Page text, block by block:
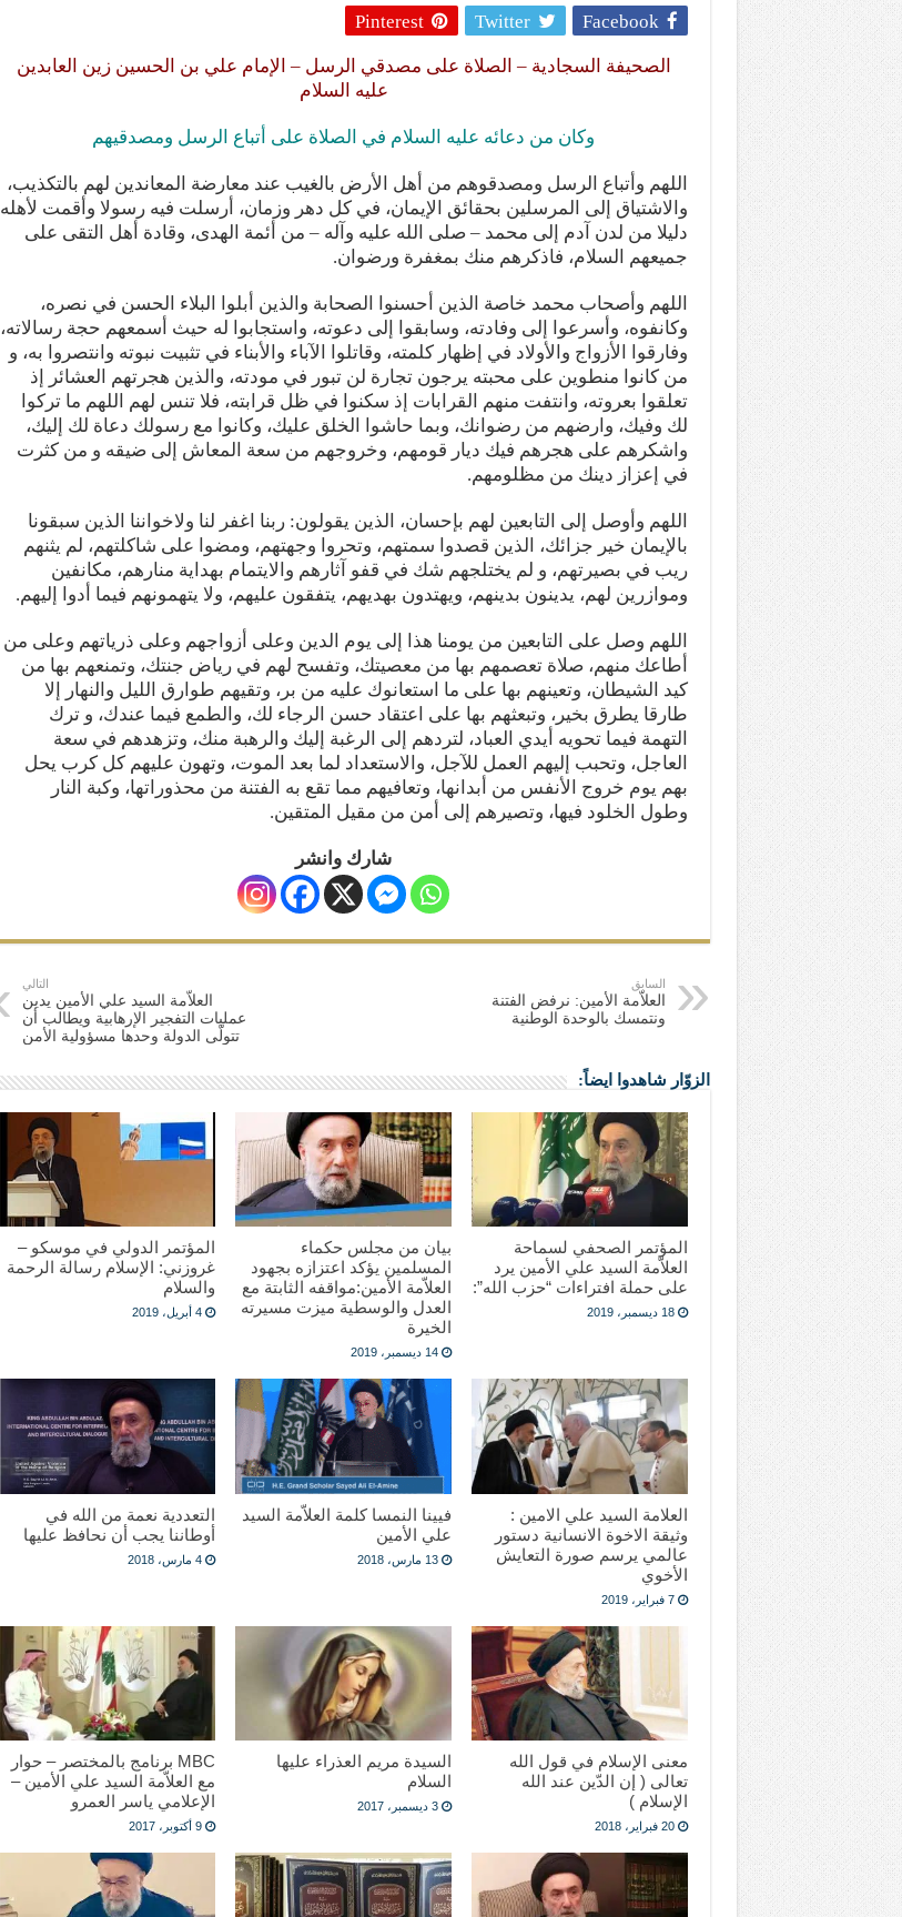
المذاهب ليست قدرًا لا يمكن تجاوزه
المتهاون بوطنه متهاون بدينه حتماً
Facebook
Twitter
Pinterest
الصحيفة السجادية – الصلاة على مصدقي الرسل – الإمام علي بن الحسين زين العابدين
عليه السلام
وكان من دعائه عليه السلام في الصلاة على أتباع الرسل ومصدقيهم
اللهم وأتباع الرسل ومصدقوهم من أهل الأرض بالغيب عند معارضة المعاندين لهم بالتكذيب،
والاشتياق إلى المرسلين بحقائق الإيمان، في كل دهر وزمان، أرسلت فيه رسولا وأقمت لأهله
دليلا من لدن آدم إلى محمد – صلى الله عليه وآله – من أئمة الهدى، وقادة أهل التقى على
جميعهم السلام، فاذكرهم منك بمغفرة ورضوان.
اللهم وأصحاب محمد خاصة الذين أحسنوا الصحابة والذين أبلوا البلاء الحسن في نصره،
وكانفوه، وأسرعوا إلى وفادته، وسابقوا إلى دعوته، واستجابوا له حيث أسمعهم حجة رسالاته،
وفارقوا الأزواج والأولاد في إظهار كلمته، وقاتلوا
الآباء والأبناء في تثبيت نبوته وانتصروا به، و
من كانوا منطوين على محبته يرجون تجارة لن تبور في مودته، والذين هجرتهم العشائر إذ
تعلقوا بعروته، وانتفت منهم القرابات إذ سكنوا في ظل قرابته، فلا تنس لهم اللهم ما تركوا
لك وفيك، وارضهم من رضوانك، وبما حاشوا الخلق عليك، وكانوا مع رسولك دعاة لك إليك،
واشكرهم على هجرهم فيك ديار قومهم، وخروجهم من سعة المعاش إلى ضيقه و من كثرت
في إعزاز دينك من مظلومهم.
اللهم وأوصل إلى التابعين لهم بإحسان، الذين يقولون: ربنا اغفر لنا ولاخواننا الذين سبقونا
بالإيمان خير جزائك، الذين قصدوا سمتهم، وتحروا وجهتهم، ومضوا على شاكلتهم، لم يثنهم
ريب في بصيرتهم، و لم يختلجهم شك في قفو آثارهم والايتمام بهداية منارهم، مكانفين
وموازرين لهم، يدينون بدينهم، ويهتدون بهديهم، يتفقون عليهم، ولا يتهمونهم فيما أدوا إليهم.
اللهم وصل على التابعين من يومنا هذا إلى يوم الدين وعلى أزواجهم وعلى ذرياتهم وعلى من
أطاعك منهم،صلاة تعصمهم بها من معصيتك، وتفسح لهم في رياض جنتك، وتمنعهم بها من
كيد الشيطان، وتعينهم بها على ما استعانوك عليه من بر، وتقيهم طوارق الليل والنهار إلا
طارقا يطرق بخير، وتبعثهم بها على اعتقاد حسن الرجاء لك، والطمع فيما عندك، و ترك
التهمة فيما تحويه أيدي العباد، لتردهم إلى الرغبة إليك والرهبة منك، وتزهدهم في سعة
العاجل، وتحبب إليهم العمل للآجل، والاستعداد لما بعد الموت، وتهون عليهم كل كرب يحل
بهم يوم خروج الأنفس من أبدانها، وتعافيهم مما تقع به الفتنة من محذوراتها، وكبة النار
وطول الخلود فيها، وتصيرهم إلى أمن من مقيل المتقين.
شارك وانشر
السابق
العلاّمة الأمين: نرفض الفتنة
ونتمسك بالوحدة الوطنية
التالي
العلاّمة السيد علي الأمين يدين
عمليات التفجير الإرهابية ويطالب أن
تتولّى الدولة وحدها مسؤولية الأمن
الزوّار شاهدوا ايضاً:
المؤتمر الصحفي لسماحة
العلاّمة السيد علي الأمين يرد
على حملة افتراءات “حزب الله”:
18 ديسمبر، 2019
بيان من ‎مجلس حكماء
المسلمين يؤكد اعتزازه بجهود
العلاّمة الأمين:مواقفه الثابتة مع
العدل والوسطية ميزت مسيرته
الخيرة
14 ديسمبر، 2019
المؤتمر الدولي في موسكو –
غروزني: الإسلام رسالة الرحمة
والسلام
4 أبريل، 2019
العلامة السيد علي الامين :
وثيقة الاخوة الانسانية دستور
عالمي يرسم صورة التعايش
الأخوي
7 فبراير، 2019
فيينا النمسا كلمة العلاّمة السيد
علي الأمين
13 مارس، 2018
التعددية نعمة من الله في
أوطاننا يجب أن نحافظ عليها
4 مارس، 2018
معنى الإسلام في قول الله
تعالى ( إن الدّين عند الله
الإسلام )
20 فبراير، 2018
السيدة مريم العذراء عليها
السلام
3 ديسمبر، 2017
MBC برنامج بالمختصر – حوار
مع العلاّمة السيد علي الأمين –
الإعلامي ياسر العمرو
9 أكتوبر، 2017
تيك توك